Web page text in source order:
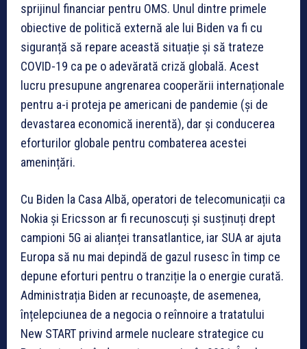
sprijinul financiar pentru OMS. Unul dintre primele
obiective de politică externă ale lui Biden va fi cu
siguranță să repare această situație și să trateze
COVID-19 ca pe o adevărată criză globală. Acest
lucru presupune angrenarea cooperării internaționale
pentru a-i proteja pe americani de pandemie (și de
devastarea economică inerentă), dar și conducerea
eforturilor globale pentru combaterea acestei
amenințări.
Cu Biden la Casa Albă, operatori de telecomunicații ca
Nokia și Ericsson ar fi recunoscuți și susținuți drept
campioni 5G ai alianței transatlantice, iar SUA ar ajuta
Europa să nu mai depindă de gazul rusesc în timp ce
depune eforturi pentru o tranziție la o energie curată.
Administrația Biden ar recunoaște, de asemenea,
înțelepciunea de a negocia o reînnoire a tratatului
New START privind armele nucleare strategice cu